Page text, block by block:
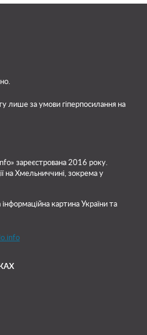
лише за умови гіперпосилання на
зареєстрована 2016 року.
на Хмельниччині, зокрема у
картина України та